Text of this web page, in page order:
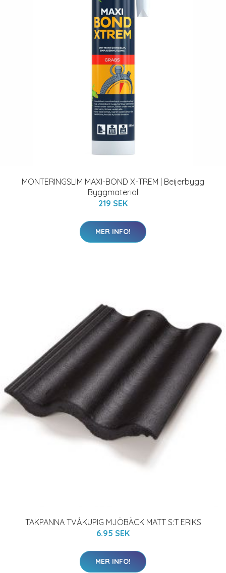
MONTERINGSLIM MAXI-BOND X-TREM | Beijerbygg
Byggmaterial
219 SEK
MER INFO!
TAKPANNA TVÅKUPIG MJÖBÄCK MATT S:T ERIKS
6.95 SEK
MER INFO!